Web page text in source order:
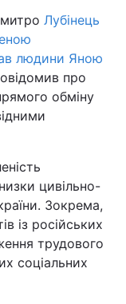
Лубінець
людини Яною
про
обміну
цивільно-
Зокрема,
із російських
трудового
соціальних